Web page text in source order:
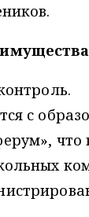
с
что